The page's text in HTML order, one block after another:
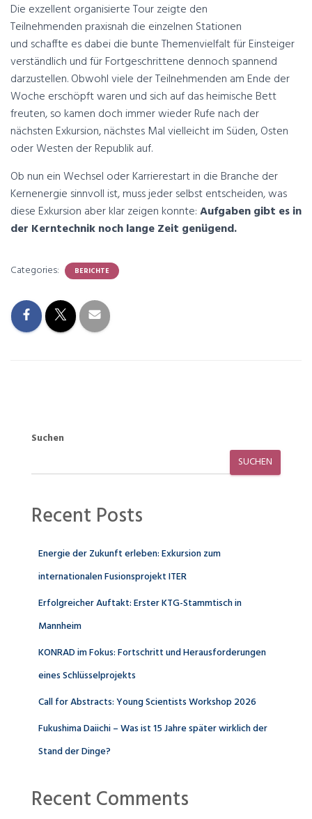
Die exzellent organisierte Tour zeigte den
Teilnehmenden praxisnah die einzelnen Stationen
und schaffte es dabei die bunte Themenvielfalt für Einsteiger
verständlich und für Fortgeschrittene dennoch spannend
darzustellen. Obwohl viele der Teilnehmenden am Ende der
Woche erschöpft waren und sich auf das heimische Bett
freuten, so kamen doch immer wieder Rufe nach der
nächsten Exkursion, nächstes Mal vielleicht im Süden, Osten
oder Westen der Republik auf.
Ob nun ein Wechsel oder Karrierestart in die Branche der
Kernenergie sinnvoll ist, muss jeder selbst entscheiden, was
diese Exkursion aber klar zeigen konnte:Aufgaben gibt es in
der Kerntechnik noch lange Zeit genügend.
Categories: BERICHTE
Suchen
SUCHEN
Recent Posts
Energie der Zukunft erleben: Exkursion zum
internationalen Fusionsprojekt ITER
Erfolgreicher Auftakt: Erster KTG-Stammtisch in
Mannheim
KONRAD im Fokus: Fortschritt und Herausforderungen
eines Schlüsselprojekts
Call for Abstracts: Young Scientists Workshop 2026
Fukushima Daiichi – Was ist 15 Jahre später wirklich der
Stand der Dinge?
Recent Comments